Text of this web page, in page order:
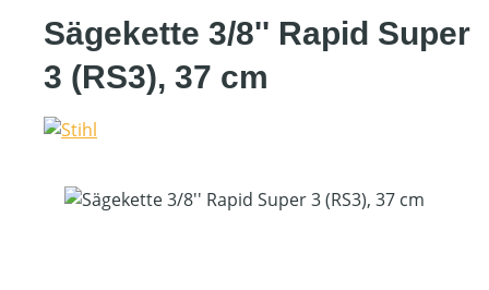
Sägekette 3/8'' Rapid Super
3 (RS3), 37 cm
Bildergalerie überspringen